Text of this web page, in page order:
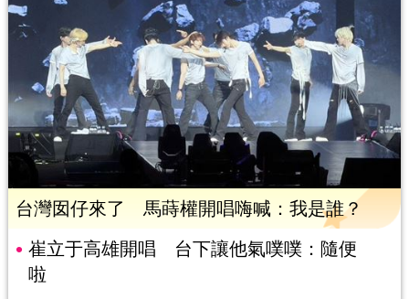
台灣囡仔來了 馬蒔權開唱嗨喊：我是誰？
崔立于高雄開唱 台下讓他氣噗噗：隨便
啦